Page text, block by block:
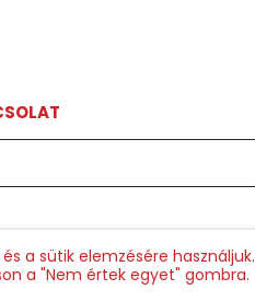
a sütik elemzésére használjuk.
a "Nem értek egyet" gombra.